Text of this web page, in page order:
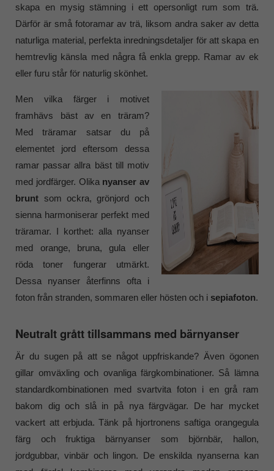
skapa en mysig stämning i ett opersonligt rum som trä.
Därför är små fotoramar av trä, liksom andra saker av detta
naturliga material, perfekta inredningsdetaljer för att skapa en
hemtrevlig känsla med några få enkla grepp. Ramar av ek
eller furu står för naturlig skönhet.
Men vilka färger i motivet
framhävs bäst av en träram?
Med träramar satsar du på
elementet jord eftersom dessa
ramar passar allra bäst till motiv
med jordfärger. Olika nyanser av
brunt som ockra, grönjord och
sienna harmoniserar perfekt med
träramar. I korthet: alla nyanser
med orange, bruna, gula eller
röda toner fungerar utmärkt.
Dessa nyanser återfinns ofta i
foton från stranden, sommaren eller hösten och i sepiafoton.
Neutralt grått tillsammans med bärnyanser
Är du sugen på att se något uppfriskande? Även ögonen
gillar omväxling och ovanliga färgkombinationer. Så lämna
standardkombinationen med svartvita foton i en grå ram
bakom dig och slå in på nya färgvägar. De har mycket
vackert att erbjuda. Tänk på hjortronens saftiga orangegula
färg och fruktiga bärnyanser som björnbär, hallon,
jordgubbar, vinbär och lingon. De enskilda nyanserna kan